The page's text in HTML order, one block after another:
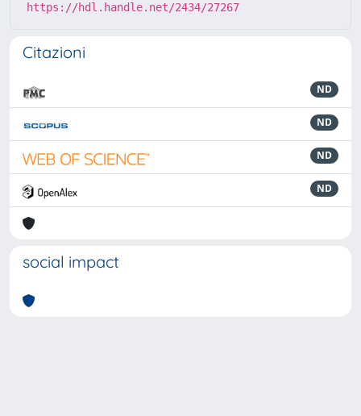
https://hdl.handle.net/2434/27267
Citazioni
ND
ND
ND
ND
social impact